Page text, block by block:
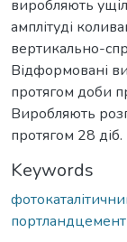
виробляють
амплітуді
вертикально-
Відформовані
протягом доби
Виробляють
протягом 28 діб.
Keywords
портландцемент